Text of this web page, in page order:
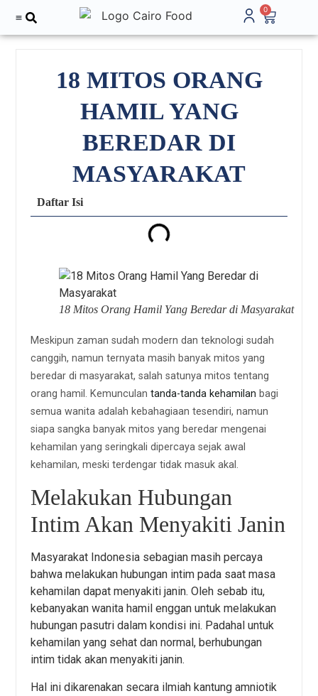
0
18 MITOS ORANG
HAMIL YANG
BEREDAR DI
MASYARAKAT
Daftar Isi
18 Mitos Orang Hamil Yang Beredar di Masyarakat
Meskipun zaman sudah modern dan teknologi sudah
canggih, namun ternyata masih banyak mitos yang
beredar di masyarakat, salah satunya mitos tentang
orang hamil. Kemunculantanda-tanda kehamilan bagi
semua wanita adalah kebahagiaan tesendiri, namun
siapa sangka banyak mitos yang beredar mengenai
kehamilan yang seringkali dipercaya sejak awal
kehamilan, meski terdengar tidak masuk akal.
Melakukan Hubungan
Intim Akan Menyakiti Janin
Masyarakat Indonesia sebagian masih percaya
bahwa melakukan hubungan intim pada saat masa
kehamilan dapat menyakiti janin. Oleh sebab itu,
kebanyakan wanita hamil enggan untuk melakukan
hubungan pasutri dalam kondisi ini. Padahal untuk
kehamilan yang sehat dan normal, berhubungan
intim tidak akan menyakiti janin.
Hal ini dikarenakan secara ilmiah kantung amniotik